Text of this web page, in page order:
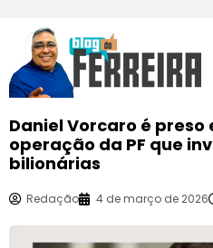
Daniel Vorcaro é preso
operação da PF que
bilionárias
Redação 4 de março de 2026